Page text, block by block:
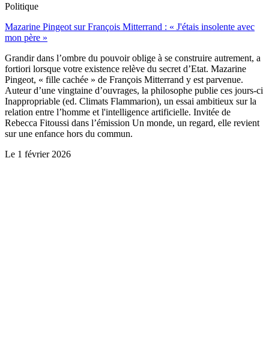
Politique
Mazarine Pingeot sur François Mitterrand : « J'étais insolente avec
mon père »
Grandir dans l’ombre du pouvoir oblige à se construire autrement, a
fortiori lorsque votre existence relève du secret d’Etat. Mazarine
Pingeot, « fille cachée » de François Mitterrand y est parvenue.
Auteur d’une vingtaine d’ouvrages, la philosophe publie ces jours-ci
Inappropriable (ed. Climats Flammarion), un essai ambitieux sur la
relation entre l’homme et l'intelligence artificielle. Invitée de
Rebecca Fitoussi dans l’émission Un monde, un regard, elle revient
sur une enfance hors du commun.
Le 1 février 2026